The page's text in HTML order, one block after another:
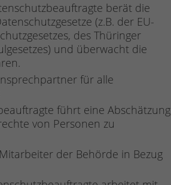
berät die
(z.B. der EU-
des Thüringer
und überwacht die
für alle
führt eine Abschätzung
von Personen zu
der Behörde in Bezug